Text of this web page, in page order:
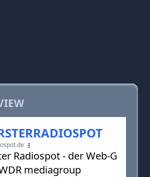
Radiospot - der Web-G
mediagroup